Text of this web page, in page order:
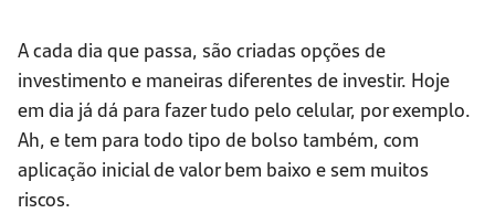
A cada dia que passa, são criadas opções de
investimento e maneiras diferentes de investir. Hoje
em dia já dá para fazer tudo pelo celular, por exemplo.
Ah, e tem para todo tipo de bolso também, com
aplicação inicial de valor bem baixo e sem muitos
riscos.